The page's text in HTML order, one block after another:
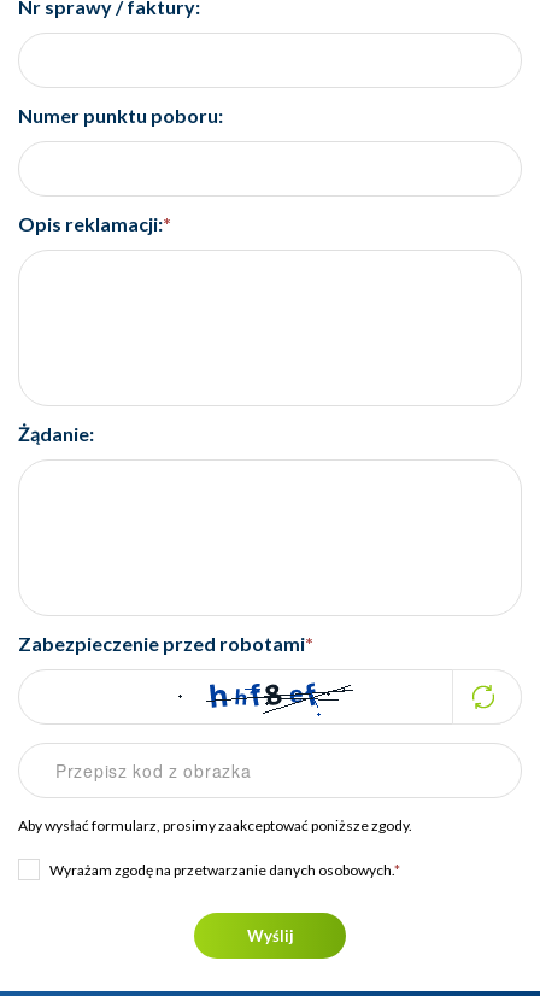
Nr sprawy / faktury:
Numer punktu poboru:
Opis reklamacji:*
Żądanie:
Zabezpieczenie przed robotami*
Aby wysłać formularz, prosimy zaakceptować poniższe zgody.
Wyrażam zgodę na przetwarzanie danych osobowych.*
Wyślij